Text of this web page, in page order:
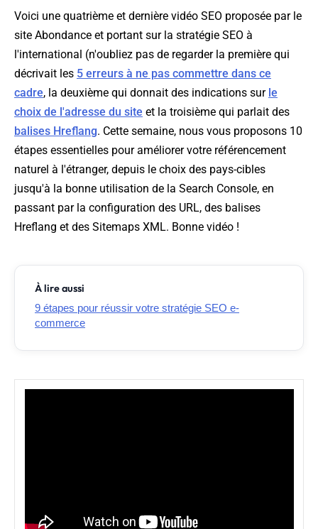
Voici une quatrième et dernière vidéo SEO proposée par le
site Abondance et portant sur la stratégie SEO à
l'international (n'oubliez pas de regarder la première qui
décrivait les 5 erreurs à ne pas commettre dans ce
cadre, la deuxième qui donnait des indications sur le
choix de l'adresse du site et la troisième qui parlait des
balises Hreflang. Cette semaine, nous vous proposons 10
étapes essentielles pour améliorer votre référencement
naturel à l'étranger, depuis le choix des pays-cibles
jusqu'à la bonne utilisation de la Search Console, en
passant par la configuration des URL, des balises
Hreflang et des Sitemaps XML. Bonne vidéo !
À lire aussi
9 étapes pour réussir votre stratégie SEO e-
commerce